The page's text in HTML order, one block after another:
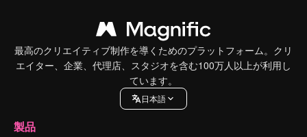
最高のクリエイティブ制作を導くためのプラットフォーム。クリ
エイター、企業、代理店、スタジオを含む100万人以上が利用し
ています。
日本語
製品